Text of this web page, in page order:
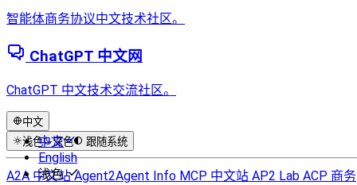
智能体商务协议中文技术社区。
ChatGPT 中文网
ChatGPT 中文技术交流社区。
中文
中文
English
浅色 深色 跟随系统
浅色
A2A 中文站Agent2Agent Info MCP 中文站 AP2 Lab ACP 商务